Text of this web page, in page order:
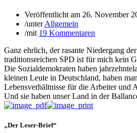
Veröffentlicht am 26. November
/unterAllgemein
/mit 19 Kommentaren
Ganz ehrlich, der rasante Niedergang
traditionsreichen SPD ist für mich kein
Die Sozialdemokraten haben
kleinen Leute in Deutschland, haben
Lebensverhältnisse für die Arbeiter und
Und sie haben unser Land in der
„Der Leser-Brief“